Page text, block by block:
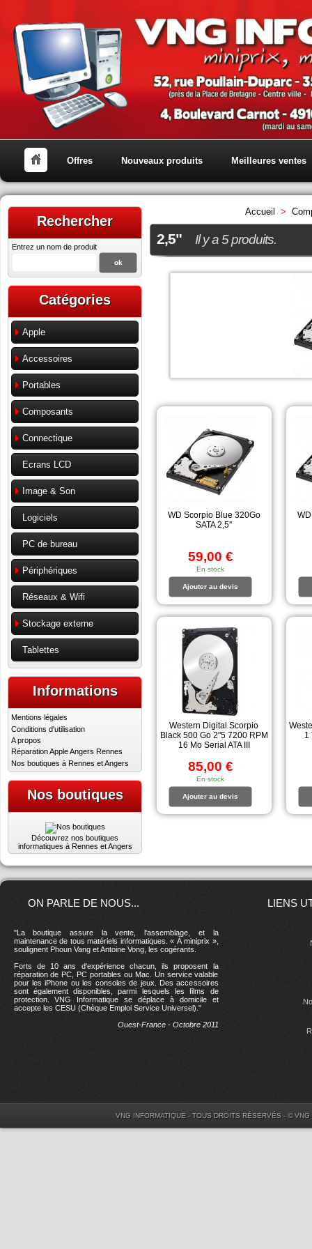
Offres Nouveaux produits Meilleures ventes
Rechercher
Entrez un nom de produit
Catégories
Apple
Accessoires
Portables
Composants
Connectique
Ecrans LCD
Image & Son
Logiciels
PC de bureau
Périphériques
Réseaux & Wifi
Stockage externe
Tablettes
Informations
Mentions légales
Conditions d'utilisation
A propos
Réparation Apple Angers Rennes
Nos boutiques à Rennes et Angers
Nos boutiques
Découvrez nos boutiques
informatiques à Rennes et Angers
Accueil >
2,5" Il y a 5 produits.
WD Scorpio Blue 320Go
SATA 2,5''
59,00 €
En stock
Ajouter au devis
Western Digital Scorpio
Black 500 Go 2"5 7200 RPM
16 Mo Serial ATA III
85,00 €
En stock
Ajouter au devis
1
ON PARLE DE NOUS...
"La boutique assure la vente, l'assemblage, et la
maintenance de tous matériels informatiques. « À miniprix »,
soulignent Phoun Vang et Antoine Vong, les cogérants.
Forts de 10 ans d'expérience chacun, ils proposent la
réparation de PC, PC portables ou Mac. Un service valable
pour les iPhone ou les consoles de jeux. Des accessoires
sont également disponibles, parmi lesquels les films de
protection. VNG Informatique se déplace à domicile et
accepte les CESU (Chèque Emploi Service Universel)."
Ouest-France - Octobre 2011
LIENS
VNG INFORMATIQUE - TOUS DROITS RÉSERVÉS - ©